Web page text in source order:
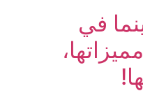
سينما في